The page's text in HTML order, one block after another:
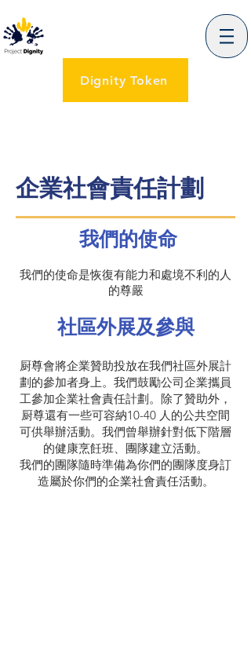
Dignity Token
企業社會責任計劃
我們的使命
我們的使命是恢復有能力和處境不利的人
的尊嚴
社區外展及參與
厨尊會將企業贊助投放在我們社區外展計
劃的參加者身上。我們鼓勵公司企業攜員
工參加企業社會責任計劃。除了贊助外，
厨尊還有一些可容納10-40 人的公共空間
可供舉辦活動。我們曾舉辦針對低下階層
的健康烹飪班、團隊建立活動。
我們的團隊隨時準備為你們的團隊度身訂
造屬於你們的企業社會責任活動。